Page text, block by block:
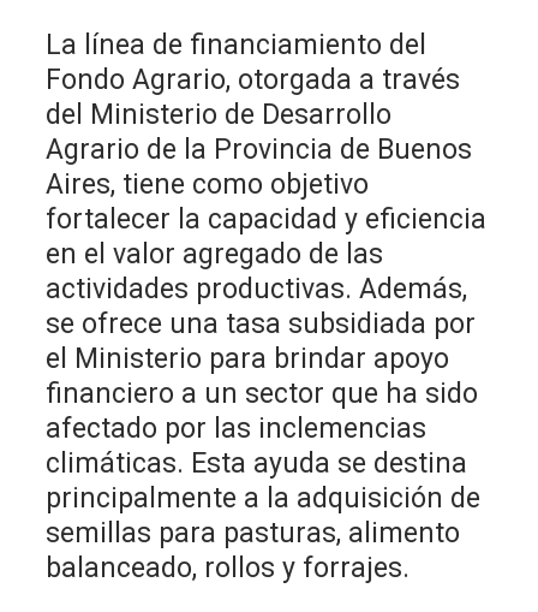
La línea de financiamiento del
Fondo Agrario, otorgada a través
del Ministerio de Desarrollo
Agrario de la Provincia de Buenos
Aires, tiene como objetivo
fortalecer la capacidad y eficiencia
en el valor agregado de las
actividades productivas. Además,
se ofrece una tasa subsidiada por
el Ministerio para brindar apoyo
financiero a un sector que ha sido
afectado por las inclemencias
climáticas. Esta ayuda se destina
principalmente a la adquisición de
semillas para pasturas, alimento
balanceado, rollos y forrajes.